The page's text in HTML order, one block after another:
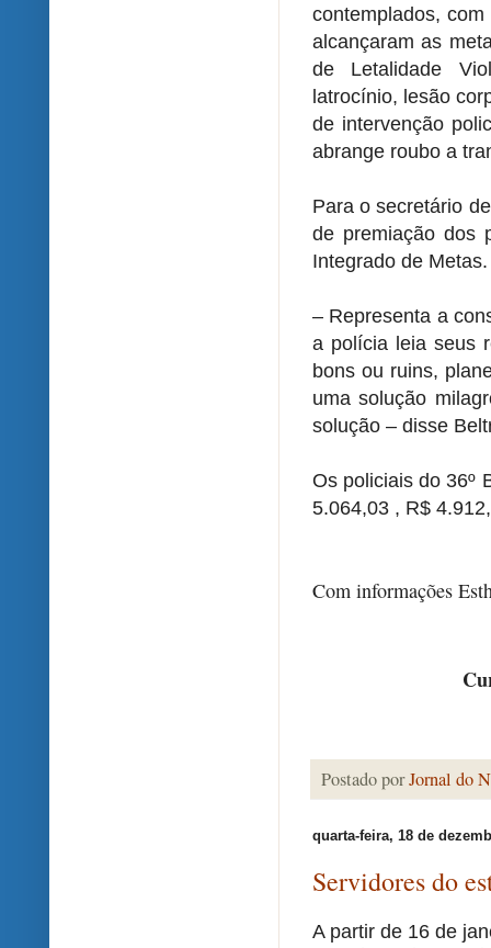
contemplados,
alcançaram as
de Letalidade
latrocínio, lesão
de intervenção
abrange roubo a
Para o secretário
de premiação dos
Integrado de Metas.
– Representa a
a polícia leia seus
bons ou ruins,
uma solução
solução – disse
Os policiais do 36º
5.064,03 , R$
Com informações
Postado porJornal do
quarta-feira, 18 de
Servidores do
A partir de 16 de